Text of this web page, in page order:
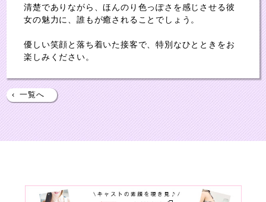
清楚でありながら、ほんのり色っぽさを感じさせる彼
女の魅力に、誰もが癒されることでしょう。
優しい笑顔と落ち着いた接客で、特別なひとときをお
楽しみください。
‹ 一覧へ